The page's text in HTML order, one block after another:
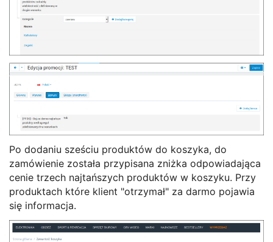
Po dodaniu sześciu produktów do koszyka, do
zamówienie została przypisana zniżka odpowiadająca
cenie trzech najtańszych produktów w koszyku. Przy
produktach które klient "otrzymał" za darmo pojawia
się informacja.